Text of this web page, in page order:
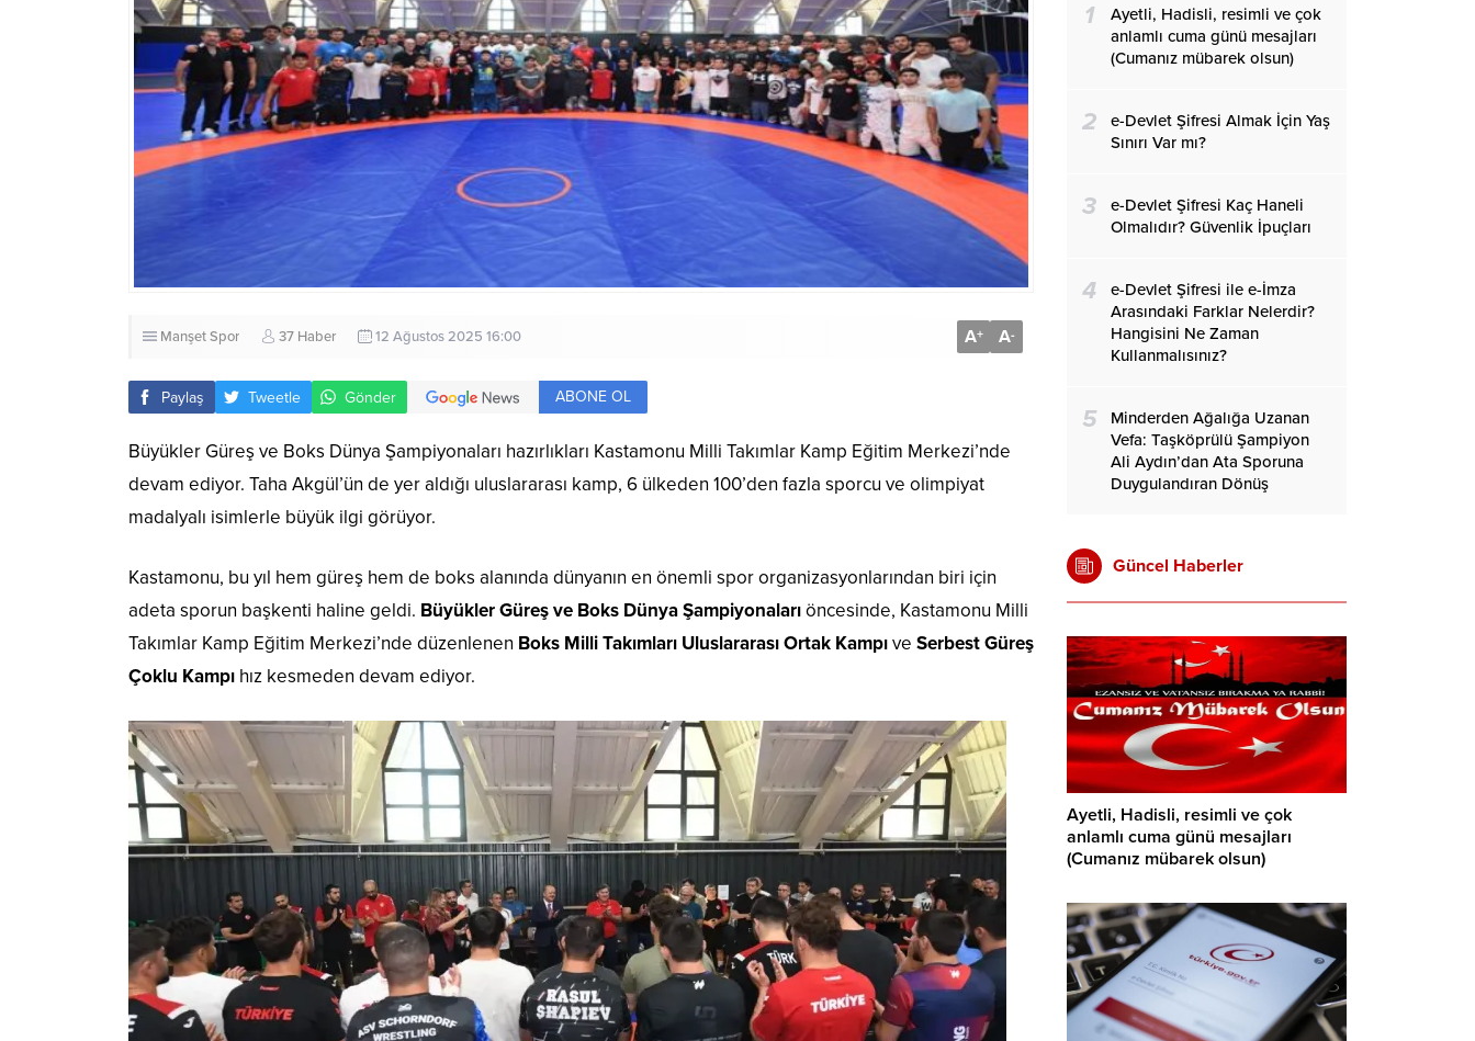
ManşetSpor 37 Haber 12 Ağustos 2025 16:00 A+ A-
Paylaş Tweetle Gönder ABONE OL
Büyükler Güreş ve Boks Dünya Şampiyonaları hazırlıkları Kastamonu Milli Takımlar Kamp Eğitim Merkezi’nde
devam ediyor. Taha Akgül’ün de yer aldığı uluslararası kamp, 6 ülkeden 100’den fazla sporcu ve olimpiyat
madalyalı isimlerle büyük ilgi görüyor.
Kastamonu, bu yıl hem güreş hem de boks alanında dünyanın en önemli spor organizasyonlarından biri için
adeta sporun başkenti haline geldi. Büyükler Güreş ve Boks Dünya Şampiyonalarıöncesinde, Kastamonu Milli
Takımlar Kamp Eğitim Merkezi’nde düzenlenen Boks Milli Takımları Uluslararası Ortak Kampıve Serbest Güreş
Çoklu Kampı hız kesmeden devam ediyor.
1
Ayetli, Hadisli, resimli ve çok
anlamlı cuma günü mesajları
(Cumanız mübarek olsun)
2
e-Devlet Şifresi Almak İçin Yaş
Sınırı Var mı?
3
e-Devlet Şifresi Kaç Haneli
Olmalıdır? Güvenlik İpuçları
4
e-Devlet Şifresi ile e-İmza
Arasındaki Farklar Nelerdir?
Hangisini Ne Zaman
Kullanmalısınız?
5
Minderden Ağalığa Uzanan
Vefa: Taşköprülü Şampiyon
Ali Aydın’dan Ata Sporuna
Duygulandıran Dönüş
Güncel Haberler
Ayetli, Hadisli, resimli ve çok
anlamlı cuma günü mesajları
(Cumanız mübarek olsun)